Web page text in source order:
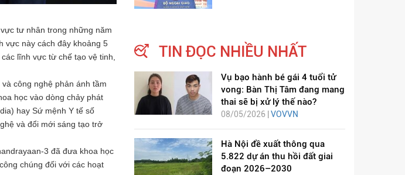
tư nhân trong những năm
vực này cách đây khoảng 5
lĩnh vực từ chế tạo vệ tinh,
công nghệ phản ánh tầm
học vào dòng chảy phát
hay Sứ mệnh Y tế số
và đổi mới sáng tạo trở
3 đã đưa khoa học
chúng đối với các hoạt
TIN ĐỌC NHIỀU NHẤT
Vụ bạo hành bé gái 4 tuổi tử
vong: Bàn Thị Tâm đang mang
thai sẽ bị xử lý thế nào?
08/05/2026 | VOVVN
Hà Nội đề xuất thông qua
5.822 dự án thu hồi đất giai
đoạn 2026–2030